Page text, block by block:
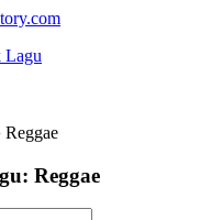
Reggae
Reggae